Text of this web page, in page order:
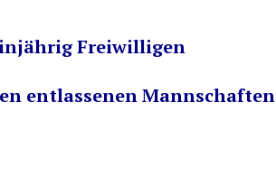
Freiwilligen
entlassenen Mannschaften